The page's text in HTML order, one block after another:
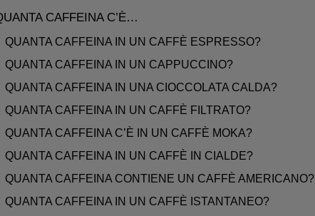
CAFFEINA C’È…
QUANTA CAFFEINA IN UN CAFFÈ ESPRESSO?
QUANTA CAFFEINA IN UN CAPPUCCINO?
QUANTA CAFFEINA IN UNA CIOCCOLATA CALDA?
QUANTA CAFFEINA IN UN CAFFÈ FILTRATO?
QUANTA CAFFEINA C’È IN UN CAFFÈ MOKA?
QUANTA CAFFEINA IN UN CAFFÈ IN CIALDE?
QUANTA CAFFEINA CONTIENE UN CAFFÈ AMERICANO?
QUANTA CAFFEINA IN UN CAFFÈ ISTANTANEO?